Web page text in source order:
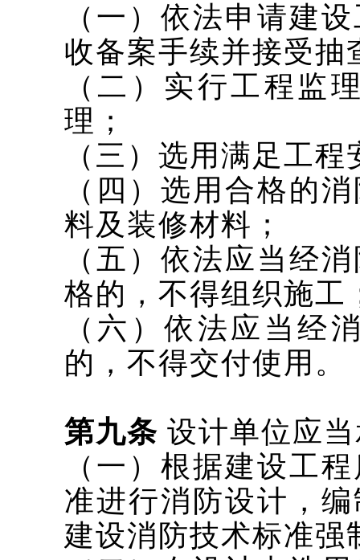
（一）依法申请建
收备案手续并接受抽
（二）实行工程监
理；
（三）选用满足工
（四）选用合格的
料及装修材料；
（五）依法应当经
格的，不得组织施工
（六）依法应当经
的，不得交付使用。
第九条 设计单位应
（一）根据建设工
准进行消防设计，
建设消防技术标准强